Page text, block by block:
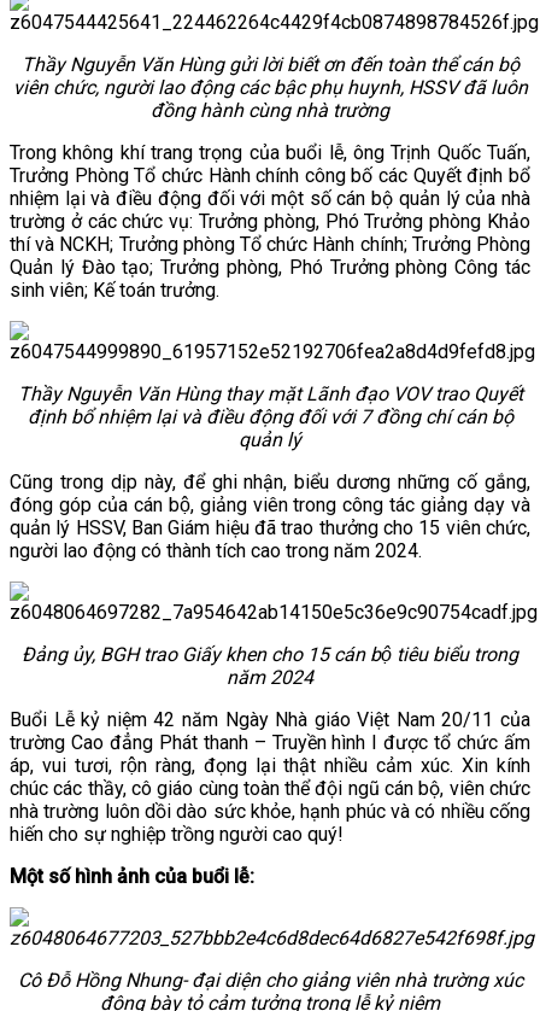
Thầy Nguyễn Văn Hùng gửi lời biết ơn đến toàn thể cán bộ
viên chức, người lao động các bậc phụ huynh, HSSV đã luôn
đồng hành cùng nhà trường
Trong không khí trang trọng của buổi lễ, ông Trịnh Quốc Tuấn,
Trưởng Phòng Tổ chức Hành chính công bố các Quyết định bổ
nhiệm lại và điều động đối với một số cán bộ quản lý của nhà
trường ở các chức vụ: Trưởng phòng, Phó Trưởng phòng Khảo
thí và NCKH; Trưởng phòng Tổ chức Hành chính; Trưởng Phòng
Quản lý Đào tạo; Trưởng phòng, Phó Trưởng phòng Công tác
sinh viên; Kế toán trưởng.
Thầy Nguyễn Văn Hùng thay mặt Lãnh đạo VOV trao Quyết
định bổ nhiệm lại và điều động đối với 7 đồng chí cán bộ
quản lý
Cũng trong dịp này, để ghi nhận, biểu dương những cố gắng,
đóng góp của cán bộ, giảng viên trong công tác giảng dạy và
quản lý HSSV, Ban Giám hiệu đã trao thưởng cho 15 viên chức,
người lao động có thành tích cao trong năm 2024.
Đảng ủy, BGH trao Giấy khen cho 15 cán bộ tiêu biểu trong
năm 2024
Buổi Lễ kỷ niệm 42 năm Ngày Nhà giáo Việt Nam 20/11 của
trường Cao đẳng Phát thanh – Truyền hình I được tổ chức ấm
áp, vui tươi, rộn ràng, đọng lại thật nhiều cảm xúc. Xin kính
chúc các thầy, cô giáo cùng toàn thể đội ngũ cán bộ, viên chức
nhà trường luôn dồi dào sức khỏe, hạnh phúc và có nhiều cống
hiến cho sự nghiệp trồng người cao quý!
Một số hình ảnh của buổi lễ:
Cô Đỗ Hồng Nhung- đại diện cho giảng viên nhà trường xúc
động bày tỏ cảm tưởng trong lễ kỷ niệm